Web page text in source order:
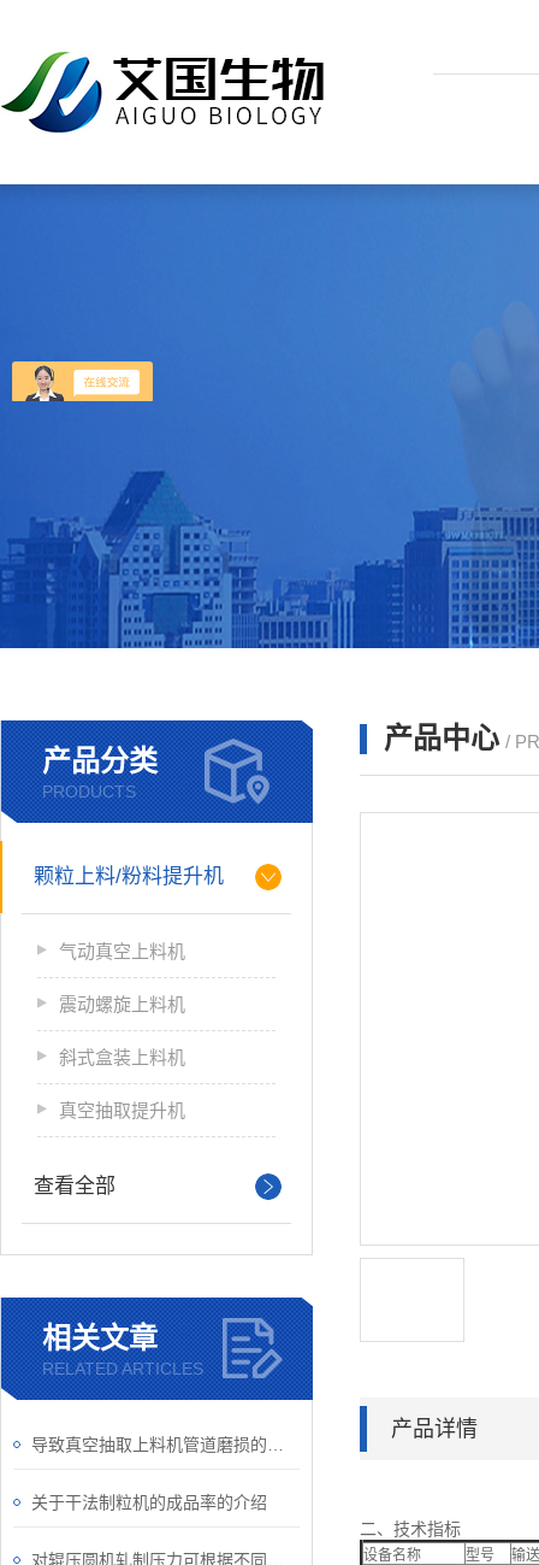
产品分类
PRODUCTS
颗粒上料/粉料提升机
气动真空上料机
震动螺旋上料机
斜式盒装上料机
真空抽取提升机
查看全部
相关文章
RELATED ARTICLES
关于干法制粒机的成品率的介绍
产品中心 /
产品详情
二、技术指标
设备名称 型号
输